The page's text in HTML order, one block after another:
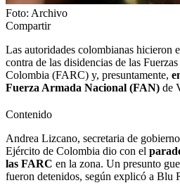
Foto: Archivo
Compartir
Las autoridades colombianas hicieron
contra de las disidencias de las
Colombia (FARC) y, presuntamente,
Fuerza Armada Nacional (FAN) de
Contenido
Andrea Lizcano, secretaria de
Ejército de Colombia dio con el
las FARC en la zona. Un presunto
fueron detenidos, según explicó a Blu